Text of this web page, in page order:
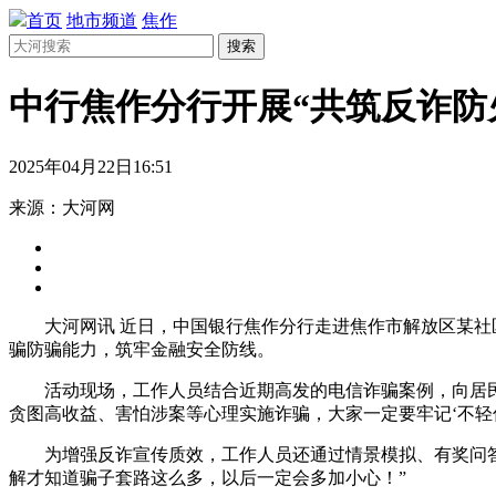
首页 地市频道 焦作
搜索
中行焦作分行开展“共筑反诈
2025年04月22日16:51
来源：大河网
大河网讯 近日，中国银行焦作分行走进焦作市解放区某
骗防骗能力，筑牢金融安全防线。
活动现场，工作人员结合近期高发的电信诈骗案例，向居
贪图高收益、害怕涉案等心理实施诈骗，大家一定要牢记‘不
为增强反诈宣传质效，工作人员还通过情景模拟、有奖
解才知道骗子套路这么多，以后一定会多加小心！”